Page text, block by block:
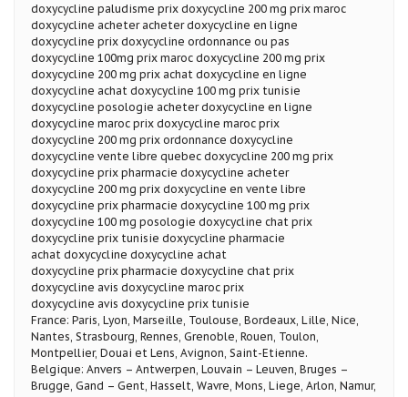
doxycycline paludisme prix doxycycline 200 mg prix maroc
doxycycline acheter acheter doxycycline en ligne
doxycycline prix doxycycline ordonnance ou pas
doxycycline 100mg prix maroc doxycycline 200 mg prix
doxycycline 200 mg prix achat doxycycline en ligne
doxycycline achat doxycycline 100 mg prix tunisie
doxycycline posologie acheter doxycycline en ligne
doxycycline maroc prix doxycycline maroc prix
doxycycline 200 mg prix ordonnance doxycycline
doxycycline vente libre quebec doxycycline 200 mg prix
doxycycline prix pharmacie doxycycline acheter
doxycycline 200 mg prix doxycycline en vente libre
doxycycline prix pharmacie doxycycline 100 mg prix
doxycycline 100 mg posologie doxycycline chat prix
doxycycline prix tunisie doxycycline pharmacie
achat doxycycline doxycycline achat
doxycycline prix pharmacie doxycycline chat prix
doxycycline avis doxycycline maroc prix
doxycycline avis doxycycline prix tunisie
France: Paris, Lyon, Marseille, Toulouse, Bordeaux, Lille, Nice,
Nantes, Strasbourg, Rennes, Grenoble, Rouen, Toulon,
Montpellier, Douai et Lens, Avignon, Saint-Etienne.
Belgique: Anvers – Antwerpen, Louvain – Leuven, Bruges –
Brugge, Gand – Gent, Hasselt, Wavre, Mons, Liege, Arlon, Namur,